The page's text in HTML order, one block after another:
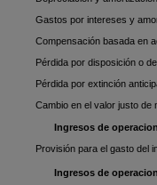
Gastos por intereses y
Compensación basada en
Pérdida por disposición o
Pérdida por extinción
Cambio en el valor justo de
Ingresos de
Provisión para el gasto del
Ingresos de